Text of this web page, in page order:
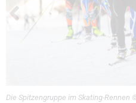
Die Spitzengruppe im Skating-Rennen